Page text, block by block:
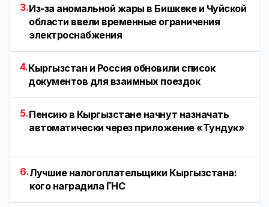
3.Из-за аномальной жары в Бишкеке и Чуйской
области ввели временные ограничения
электроснабжения
4.Кыргызстан и Россия обновили список
документов для взаимных поездок
5.Пенсию в Кыргызстане начнут назначать
автоматически через приложение «Тундук»
6.Лучшие налогоплательщики Кыргызстана:
кого наградила ГНС